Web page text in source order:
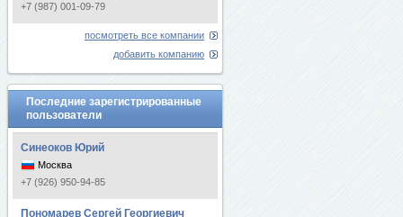
+7 (987) 001-09-79
посмотреть все компании
добавить компанию
Последние зарегистрированные
пользователи
Синеоков Юрий
Москва
+7 (926) 950-94-85
Пономарев Сергей Георгиевич